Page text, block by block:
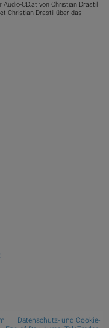
CD.at von Christian Drastil
Christian Drastil über das
| Datenschutz- und Cookie-